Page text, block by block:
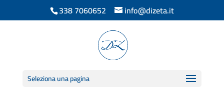
338 7060652 info@dizeta.it
Seleziona una pagina